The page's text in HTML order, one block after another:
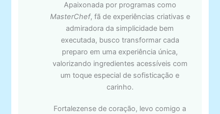
Apaixonada por programas como
MasterChef, fã de experiências criativas e
admiradora da simplicidade bem
executada, busco transformar cada
preparo em uma experiência única,
valorizando ingredientes acessíveis com
um toque especial de sofisticação e
carinho.
Fortalezense de coração, levo comigo a